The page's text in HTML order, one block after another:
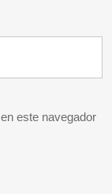
este navegador